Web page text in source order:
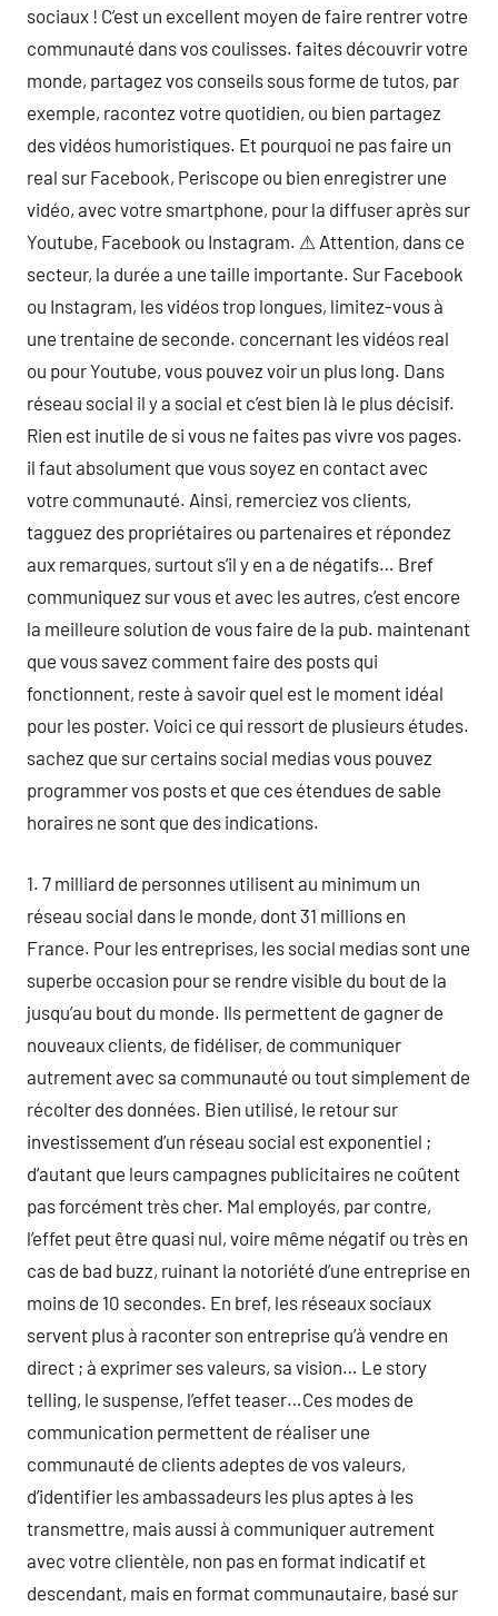
sociaux ! C’est un excellent moyen de faire rentrer votre
communauté dans vos coulisses. faites découvrir votre
monde, partagez vos conseils sous forme de tutos, par
exemple, racontez votre quotidien, ou bien partagez
des vidéos humoristiques. Et pourquoi ne pas faire un
real sur Facebook, Periscope ou bien enregistrer une
vidéo, avec votre smartphone, pour la diffuser après sur
Youtube, Facebook ou Instagram. ⚠ Attention, dans ce
secteur, la durée a une taille importante. Sur Facebook
ou Instagram, les vidéos trop longues, limitez-vous à
une trentaine de seconde. concernant les vidéos real
ou pour Youtube, vous pouvez voir un plus long. Dans
réseau social il y a social et c’est bien là le plus décisif.
Rien est inutile de si vous ne faites pas vivre vos pages.
il faut absolument que vous soyez en contact avec
votre communauté. Ainsi, remerciez vos clients,
tagguez des propriétaires ou partenaires et répondez
aux remarques, surtout s’il y en a de négatifs… Bref
communiquez sur vous et avec les autres, c’est encore
la meilleure solution de vous faire de la pub. maintenant
que vous savez comment faire des posts qui
fonctionnent, reste à savoir quel est le moment idéal
pour les poster. Voici ce qui ressort de plusieurs études.
sachez que sur certains social medias vous pouvez
programmer vos posts et que ces étendues de sable
horaires ne sont que des indications.
1. 7 milliard de personnes utilisent au minimum un
réseau social dans le monde, dont 31 millions en
France. Pour les entreprises, les social medias sont une
superbe occasion pour se rendre visible du bout de la
jusqu’au bout du monde. Ils permettent de gagner de
nouveaux clients, de fidéliser, de communiquer
autrement avec sa communauté ou tout simplement de
récolter des données. Bien utilisé, le retour sur
investissement d’un réseau social est exponentiel ;
d’autant que leurs campagnes publicitaires ne coûtent
pas forcément très cher. Mal employés, par contre,
l’effet peut être quasi nul, voire même négatif ou très en
cas de bad buzz, ruinant la notoriété d’une entreprise en
moins de 10 secondes. En bref, les réseaux sociaux
servent plus à raconter son entreprise qu’à vendre en
direct ; à exprimer ses valeurs, sa vision… Le story
telling, le suspense, l’effet teaser…Ces modes de
communication permettent de réaliser une
communauté de clients adeptes de vos valeurs,
d’identifier les ambassadeurs les plus aptes à les
transmettre, mais aussi à communiquer autrement
avec votre clientèle, non pas en format indicatif et
descendant, mais en format communautaire, basé sur